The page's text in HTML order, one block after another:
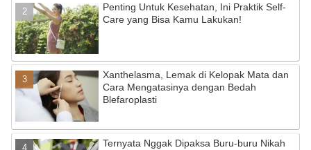
Penting Untuk Kesehatan, Ini Praktik Self-
Care yang Bisa Kamu Lakukan!
Xanthelasma, Lemak di Kelopak Mata dan
Cara Mengatasinya dengan Bedah
Blefaroplasti
Ternyata Nggak Dipaksa Buru-buru Nikah